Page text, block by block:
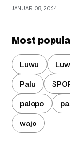
JANUARI 08, 2024
Most
Luwu
Palu
palopo
wajo